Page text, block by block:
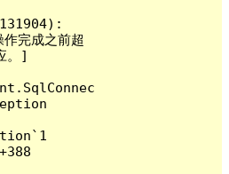
完成之前超
。]